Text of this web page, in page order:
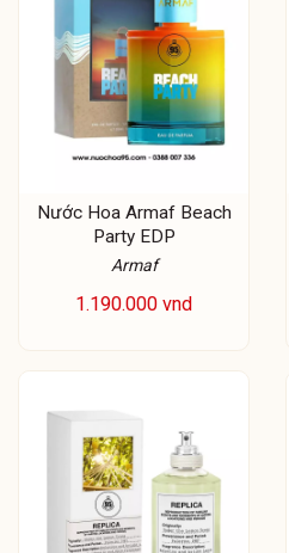
Nước Hoa Armaf Beach
Party EDP
Armaf
1.190.000 vnd